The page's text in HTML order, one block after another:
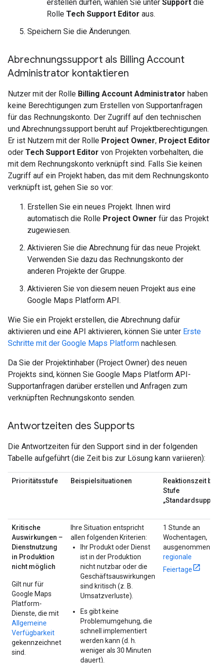
erstellen dürfen, wählen Sie unter Support die
Rolle Tech Support Editor aus.
Speichern Sie die Änderungen.
Abrechnungssupport als Billing Account
Administrator kontaktieren
Nutzer mit der Rolle Billing Account Administrator haben
keine Berechtigungen zum Erstellen von Supportanfragen
für das Rechnungskonto. Der Zugriff auf den technischen
und Abrechnungssupport beruht auf Projektberechtigungen.
Er ist Nutzern mit der Rolle Project Owner, Project Editor
oder Tech Support Editor von Projekten vorbehalten, die
mit dem Rechnungskonto verknüpft sind. Falls Sie keinen
Zugriff auf ein Projekt haben, das mit dem Rechnungskonto
verknüpft ist, gehen Sie so vor:
Erstellen Sie ein neues Projekt. Ihnen wird
automatisch die Rolle Project Owner für das Projekt
zugewiesen.
Aktivieren Sie die Abrechnung für das neue Projekt.
Verwenden Sie dazu das Rechnungskonto der
anderen Projekte der Gruppe.
Aktivieren Sie von diesem neuen Projekt aus eine
Google Maps Platform API.
Wie Sie ein Projekt erstellen, die Abrechnung dafür
aktivieren und eine API aktivieren, können Sie unter Erste
Schritte mit der Google Maps Platform nachlesen.
Da Sie der Projektinhaber (Project Owner) des neuen
Projekts sind, können Sie Google Maps Platform API-
Supportanfragen darüber erstellen und Anfragen zum
verknüpften Rechnungskonto senden.
Antwortzeiten des Supports
Die Antwortzeiten für den Support sind in der folgenden
Tabelle aufgeführt (die Zeit bis zur Lösung kann variieren):
Prioritätsstufe Beispielsituationen
Reaktionszeit bei
Stufe
Kritische
Auswirkungen –
Dienstnutzung
in Produktion
nicht möglich
Gilt nur für
Google Maps
Platform-
Dienste, die mit
Allgemeine
Verfügbarkeit
gekennzeichnet
sind.
Ihre Situation entspricht
allen folgenden Kriterien:
Ihr Produkt oder Dienst
ist in der Produktion
nicht nutzbar oder die
Geschäftsauswirkungen
sind kritisch (z. B.
Umsatzverluste).
Es gibt keine
Problemumgehung, die
schnell implementiert
werden kann (d. h.
weniger als 30 Minuten
dauert).
1 Stunde an
Wochentagen,
ausgenommen
regionale
Feiertage